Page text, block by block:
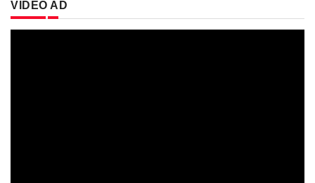
VIDEO AD